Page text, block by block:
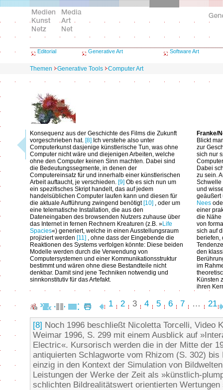
Editorial Generative Art Software Art
Themen Generative Tools Computer Art
Konsequenz aus der Geschichte des Films die Zukunft
vorgeschrieben hat. [8] Ich verstehe also unter
Computerkunst dasjenige künstlerische Tun, was ohne
Computer nicht wäre und diejenigen Arbeiten, welche
ohne den Computer keinen Sinn machten. Dabei sind
die Bedeutungssegmente, in denen der
Computereinsatz für und innerhalb einer künstlerischen
Arbeit auftaucht, je verschieden. [9] Ob es sich nun um
ein spezifisches Skript handelt, das auf jedem
handelsüblichen Computer laufen kann und diesen für
die aktuale Aufführung zwingend benötigt [10] , oder um
eine telematische Installation, die aus den
Dateneingaben des browsenden Nutzers zuhause über
das Internet in fernen Rechnern Kreaturen (z.B. »Life
Spacies«) generiert, welche in einen Ausstellungsraum
projiziert werden [11] , ohne dass der Eingebende die
Reaktionen des Systems verfolgen könnte: Diese beiden
Modelle werden durch die Verwendung von
Computersystemen und einer Kommunikationsstruktur
bestimmt und wären ohne diese Bestandteile nicht
denkbar. Damit sind jene Techniken notwendig und
sinnkonstitutiv für das Artefakt.
Franke/
Blickt
zur
sich nur
Dabei
zu sein.
Schwelle
und
geäußert
Nees
einer
die Nähe
von
sich auf
beriefen,
den
im
Künsten
ihren
1 2 3 4 5 6 7 … 21
[8] Noch 1996 beschließt Nicoletta Torcelli, Video
Weimar 1996, S. 299 mit einem Ausblick auf
Electric«. Kursorisch werden die in der Mitte der
antiquierten Schlagworte vom Rhizom (S. 302)
einzig in den Kontext der Simulation von
Leistungen der Werke der Zeit als »künstlich-
schlichten Bildrealitätswert orientierten